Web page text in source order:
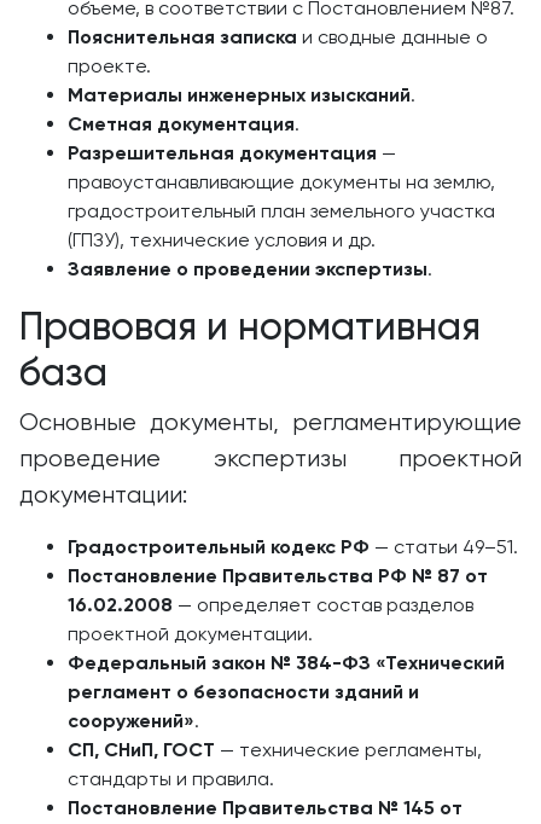
объеме, в соответствии с Постановлением №87.
Пояснительная записка и сводные данные о
проекте.
Материалы инженерных изысканий.
Сметная документация.
Разрешительная документация —
правоустанавливающие документы на землю,
градостроительный план земельного участка
(ГПЗУ), технические условия и др.
Заявление о проведении экспертизы.
Правовая и нормативная
база
Основные документы, регламентирующие
проведение экспертизы проектной
документации:
Градостроительный кодекс РФ — статьи 49–51.
Постановление Правительства РФ № 87 от
16.02.2008 — определяет состав разделов
проектной документации.
Федеральный закон № 384-ФЗ «Технический
регламент о безопасности зданий и
сооружений».
СП, СНиП, ГОСТ — технические регламенты,
стандарты и правила.
Постановление Правительства № 145 от